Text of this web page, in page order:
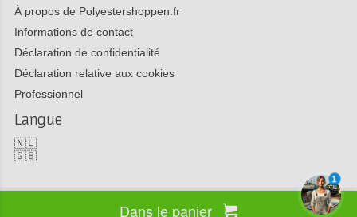
Dans le panier
À propos de Polyestershoppen.fr
Informations de contact
Déclaration de confidentialité
Déclaration relative aux cookies
Professionnel
Langue
🇳🇱
🇬🇧
Copyright 2026 Polyestershoppen bv
1